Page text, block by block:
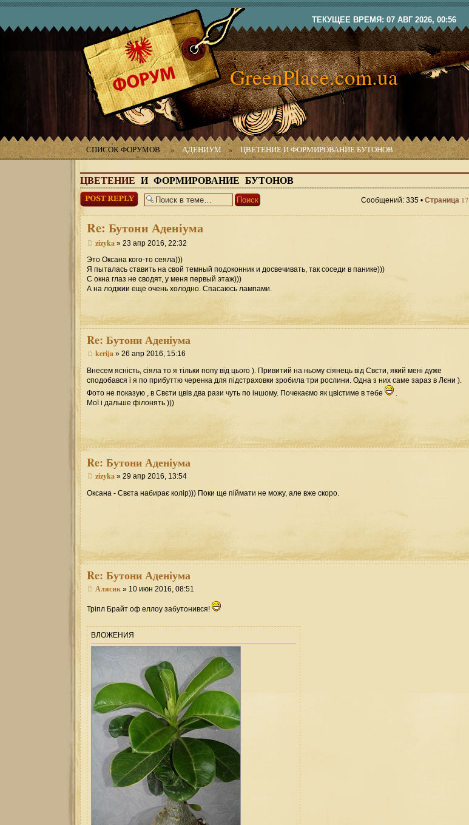
ТЕКУЩЕЕ ВРЕМЯ: 07 АВГ 2026, 00:56
GreenPlace.com.ua
СПИСОК ФОРУМОВ » АДЕНИУМ » ЦВЕТЕНИЕ И ФОРМИРОВАНИЕ БУТОНОВ
ЦВЕТЕНИЕ И ФОРМИРОВАНИЕ БУТОНОВ
Ответить Сообщений: 335 • Страница 17
Re: Бутони Аденіума
zizyka » 23 апр 2016, 22:32
Это Оксана кого-то сеяла)))
Я пыталась ставить на свой темный подоконник и досвечивать, так соседи в панике)))
С окна глаз не сводят, у меня первый этаж)))
А на лоджии еще очень холодно. Спасаюсь лампами.
Re: Бутони Аденіума
kerija » 26 апр 2016, 15:16
Внесем ясність, сіяла то я тільки попу від цього ). Привитий на ньому сіянець від Свєти, який мені дуже
сподобався і я по прибуттю черенка для підстраховки зробила три рослини. Одна з них саме зараз в Лєни ).
Фото не показую , в Свєти цвів два рази чуть по іншому. Почекаємо як цвістиме в тебе
Мої і дальше філонять )))
Re: Бутони Аденіума
zizyka » 29 апр 2016, 13:54
Оксана - Свєта набирає колір))) Поки ще піймати не можу, але вже скоро.
Re: Бутони Аденіума
Алясик » 10 июн 2016, 08:51
Тріпл Брайт оф еллоу забутонився!
ВЛОЖЕНИЯ